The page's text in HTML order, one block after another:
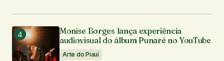
Monise Borges lança experiência
audiovisual do álbum Punaré no YouTube
Arte do Piauí